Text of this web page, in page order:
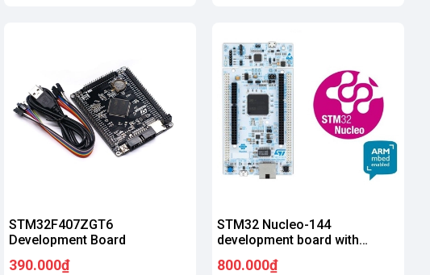
STM32F407ZGT6
Development Board
390.000₫
STM32 Nucleo-144
development board with
STM32F767ZI MCU
800.000₫